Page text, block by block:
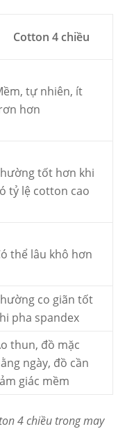
Cotton 4 chiều
tự nhiên, ít
hơn
tốt hơn khi
tỷ lệ cotton cao
thể lâu khô hơn
co giãn tốt
pha spandex
thun, đồ mặc
ngày, đồ cần
giác mềm
4 chiều trong may